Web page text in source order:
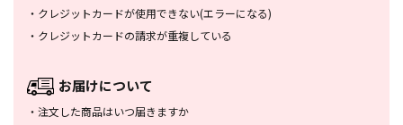
・ クレジットカードが使用できない(エラーになる)
・ クレジットカードの請求が重複している
お届けについて
・ 注文した商品はいつ届きますか